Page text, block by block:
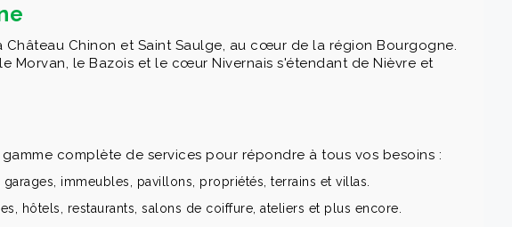
Chinon et Saint Saulge, au cœur de la région Bourgogne.
le Bazois et le cœur Nivernais s'étendant de Nièvre et
complète de services pour répondre à tous vos besoins :
immeubles, pavillons, propriétés, terrains et villas.
hôtels, restaurants, salons de coiffure, ateliers et plus encore.